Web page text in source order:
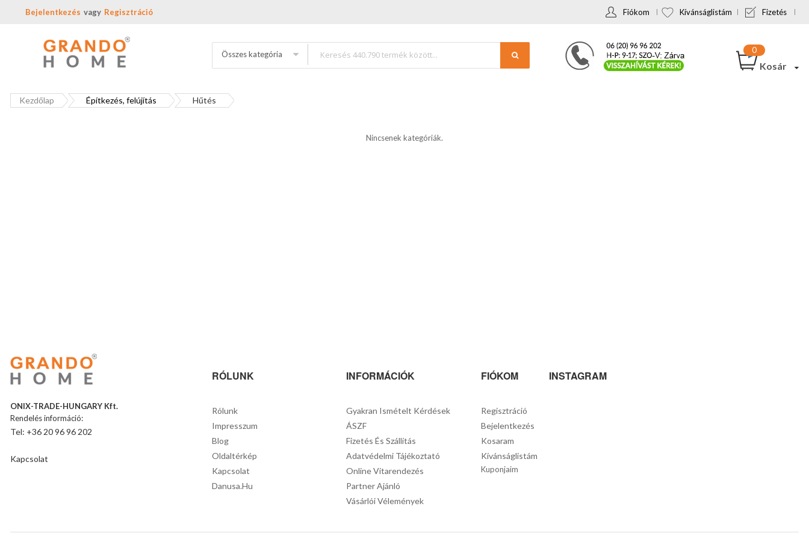
Bejelentkezés Regisztráció Fiókom Kívánságlistám Fizetés
Összes kategória
Kosár
Kezdőlap Építkezés, felújítás Hűtés
Nincsenek kategóriák.
ONIX-TRADE-HUNGARY Kft.
Rendelés információ:
Tel: +36 20 96 96 202
Kapcsolat
RÓLUNK
Rólunk
Impresszum
Blog
Oldaltérkép
Kapcsolat
Danusa.hu
INFORMÁCIÓK
Gyakran Ismételt Kérdések
ÁSZF
Fizetés És Szállítás
Adatvédelmi Tájékoztató
Online Vitarendezés
Partner Ajánló
Vásárlói Vélemények
FIÓKOM
Regisztráció
Bejelentkezés
Kosaram
Kívánságlistám
Kuponjaim
INSTAGRAM